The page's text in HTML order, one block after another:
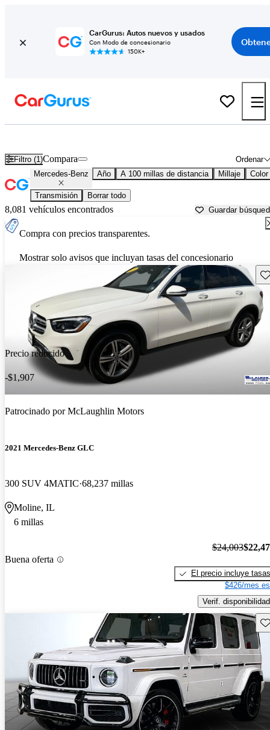
CarGurus: Autos nuevos y usados
Con Modo de concesionario
150K+
Filtro (1) Ordenar
Compara
Mercedes-Benz Año A 100 millas de distancia Millaje Color
Transmisión Borrar todo
8,081 vehículos encontrados Guardar
Compra con precios transparentes.
Mostrar solo avisos que incluyan tasas del concesionario
Precio reducido
-$1,907
Patrocinado porMcLaughlin Motors
2021 Mercedes-Benz GLC
300 SUV 4MATIC 68,237 millas
Moline, IL
6 millas
Buena oferta
$24,003
El precio incluye tasas
$426/mes
Verif. disponibilidad